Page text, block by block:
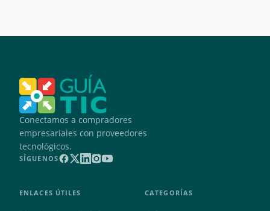
Conectamos a compradores
empresariales con proveedores
tecnológicos.
SÍGUENOS
ENLACES ÚTILES CATEGORÍAS